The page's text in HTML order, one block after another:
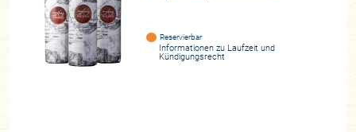
Reservierbar
Informationen zu Laufzeit und
Kündigungsrecht